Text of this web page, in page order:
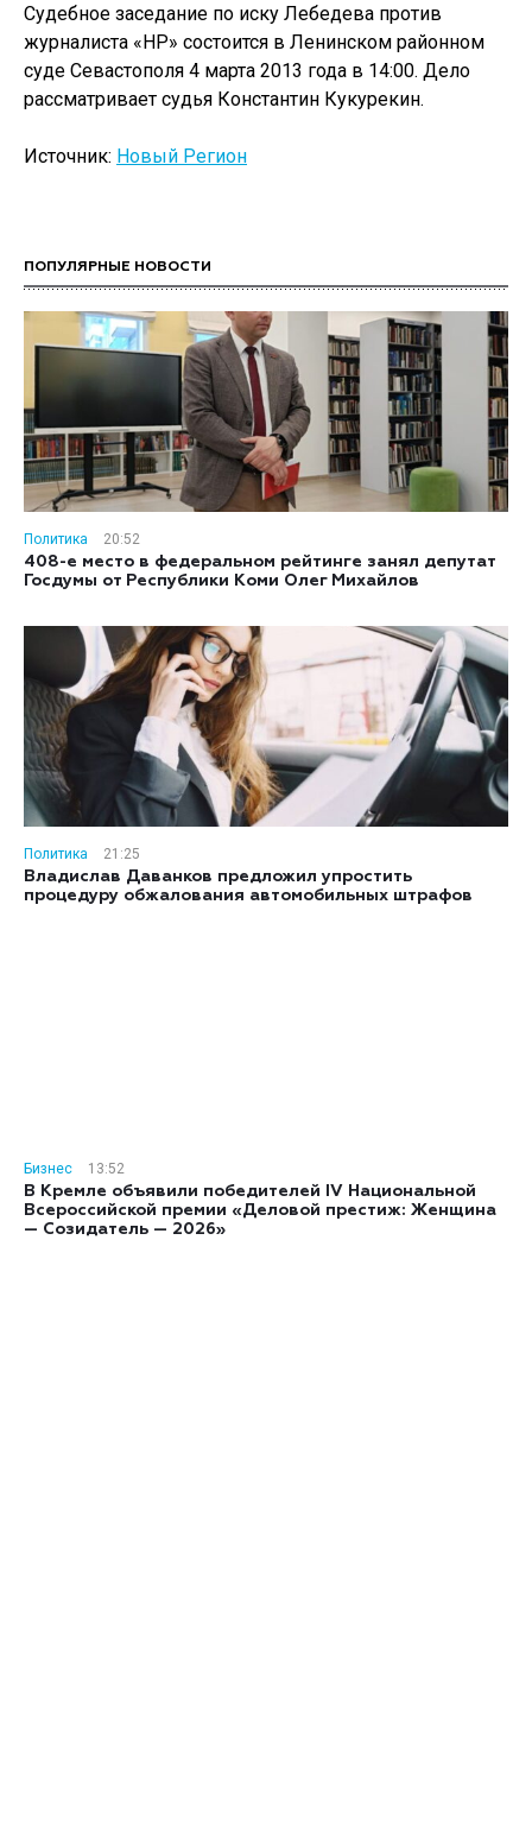
Судебное заседание по иску Лебедева против
журналиста «НР» состоится в Ленинском районном
суде Севастополя 4 марта 2013 года в 14:00. Дело
рассматривает судья Константин Кукурекин.
Источник: Новый Регион
ПОПУЛЯРНЫЕ НОВОСТИ
Политика
20:52
408-е место в федеральном рейтинге занял депутат
Госдумы от Республики Коми Олег Михайлов
Политика
21:25
Владислав Даванков предложил упростить
процедуру обжалования автомобильных штрафов
Бизнес
13:52
В Кремле объявили победителей IV Национальной
Всероссийской премии «Деловой престиж: Женщина
— Созидатель — 2026»